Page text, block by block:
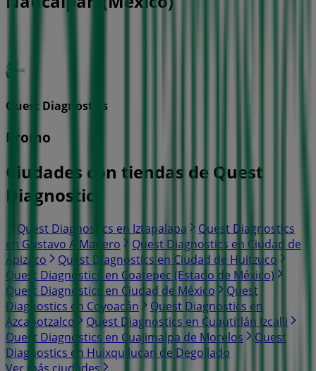
Quest Diagnostics
Promo
Ciudades con tiendas de Quest
Diagnostics
Quest Diagnostics en Iztapalapa
Quest Diagnostics
en Gustavo A Madero
Quest Diagnostics en Ciudad de
Apizaco
Quest Diagnostics en Ciudad de Huitzuco
Quest Diagnostics en Coatepec (Estado de México)
Quest Diagnostics en Ciudad de México
Quest
Diagnostics en Coyoacán
Quest Diagnostics en
Azcapotzalco
Quest Diagnostics en Cuautitlán Izcalli
Quest Diagnostics en Cuajimalpa de Morelos
Quest
Diagnostics en Huixquilucan de Degollado